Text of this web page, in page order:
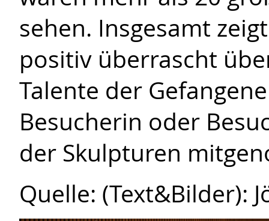
sehen. Insgesamt
positiv überrascht
Talente der
Besucherin oder
der Skulpturen
Quelle: (Text&Bilder):